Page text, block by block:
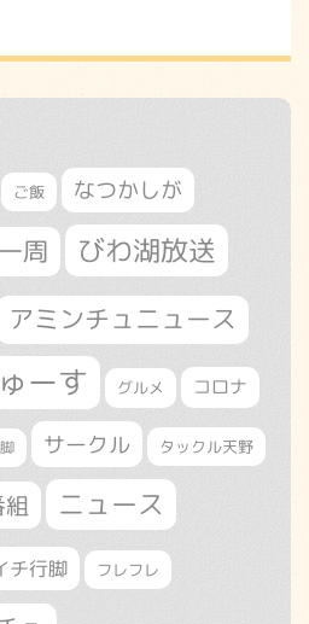
ご飯 なつかしが
周 びわ湖放送
アミンチュニュース
ーす グルメ コロナ
サークル タックル天野
ニュース
チ行脚 フレフレ